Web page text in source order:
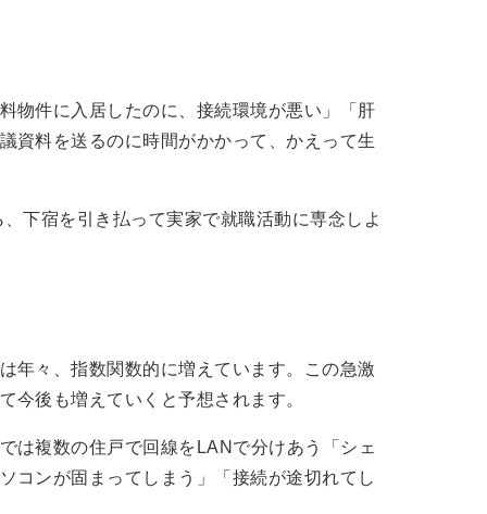
物件に入居したのに、接続環境が悪い」「肝
資料を送るのに時間がかかって、かえって生
下宿を引き払って実家で就職活動に専念しよ
年々、指数関数的に増えています。この急激
今後も増えていくと予想されます。
は複数の住戸で回線をLANで分けあう「シェ
コンが固まってしまう」「接続が途切れてし